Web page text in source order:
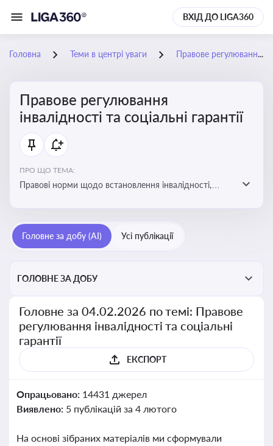
ВХІД ДО LIGA360
Головна Теми в центрі уваги Правове регулювання інвалідності та соціальні гарантії
Правове регулювання
інвалідності та соціальні гарантії
ПРО ЩО ТЕМА:
Правові норми щодо встановлення інвалідності,
Головне за добу (AI) Усі публікації
ГОЛОВНЕ ЗА ДОБУ
Головне за 04.02.2026 по темі: Правове
регулювання інвалідності та соціальні
гарантії
ЕКСПОРТ
Опрацьовано: 14431 джерел
Виявлено: 5 публікацій за 4 лютого
На основі зібраних матеріалів ми сформували